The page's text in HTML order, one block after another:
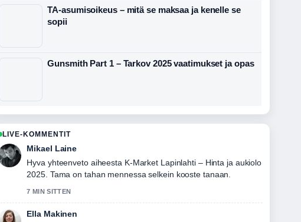
TA-asumisoikeus – mitä se maksaa ja kenelle se
sopii
Gunsmith Part 1 – Tarkov 2025 vaatimukset ja opas
LIVE-KOMMENTIT
Mikael Laine
Hyva yhteenveto aiheesta K-Market Lapinlahti – Hinta ja aukiolo
2025. Tama on tahan mennessa selkein kooste tanaan.
7 MIN SITTEN
Ella Makinen